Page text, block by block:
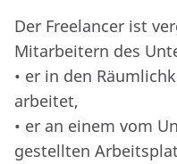
Der Freelancer ist
Mitarbeitern des
• er in den
arbeitet,
• er an einem vom
gestellten